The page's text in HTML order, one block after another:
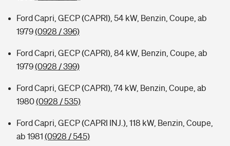
Ford Capri, GECP (CAPRI), 54 kW, Benzin, Coupe, ab
1979(0928 / 396)
Ford Capri, GECP (CAPRI), 84 kW, Benzin, Coupe, ab
1979(0928 / 399)
Ford Capri, GECP (CAPRI), 74 kW, Benzin, Coupe, ab
1980(0928 / 535)
Ford Capri, GECP (CAPRI INJ.), 118 kW, Benzin, Coupe,
ab 1981 (0928 / 545)